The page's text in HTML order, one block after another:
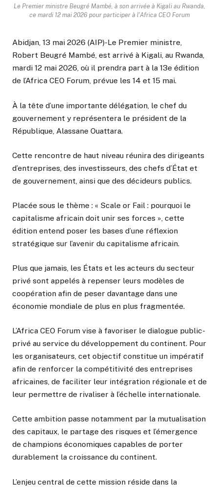
Le Premier ministre Beugré Mambé, à son arrivée à Kigali au Rwanda,
ce mardi 12 mai 2026 pour participer à l'Africa CEO Forum
Abidjan, 13 mai 2026 (AIP)-Le Premier ministre,
Robert Beugré Mambé, est arrivé à Kigali, au Rwanda,
mardi 12 mai 2026, où il prendra part à la 13e édition
de l’Africa CEO Forum, prévue les 14 et 15 mai.
À la tête d’une importante délégation, le chef du
gouvernement y représentera le président de la
République, Alassane Ouattara.
Cette rencontre de haut niveau réunira des dirigeants
d’entreprises, des investisseurs, des chefs d’État et
de gouvernement, ainsi que des décideurs publics.
Placée sous le thème : « Scale or Fail : pourquoi le
capitalisme africain doit unir ses forces », cette
édition entend poser les bases d’une réflexion
stratégique sur l’avenir du capitalisme africain.
Plus que jamais, les États et les acteurs du secteur
privé sont appelés à repenser leurs modèles de
coopération afin de peser davantage dans une
économie mondiale de plus en plus fragmentée.
L’Africa CEO Forum vise à favoriser le dialogue public-
privé au service du développement du continent. Pour
les organisateurs, cet objectif constitue un impératif
afin de renforcer la compétitivité des entreprises
africaines, de faciliter leur intégration régionale et de
leur permettre de rivaliser à l’échelle internationale.
Cette ambition passe notamment par la mutualisation
des capitaux, le partage des risques et l’émergence
de champions économiques capables de porter
durablement la croissance du continent.
L’enjeu central de cette mission réside dans la